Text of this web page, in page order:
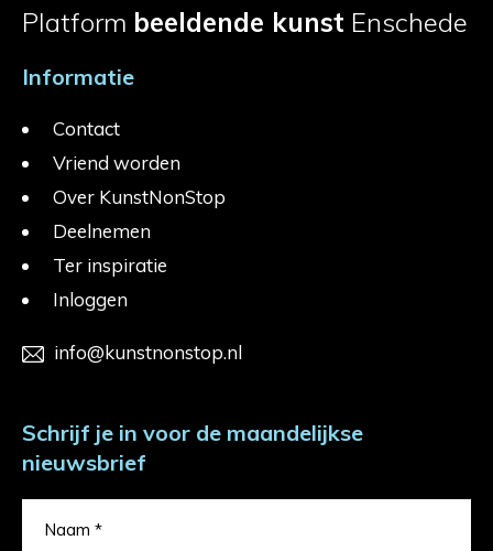
Platform beeldende kunst Enschede
Informatie
Contact
Vriend worden
Over KunstNonStop
Deelnemen
Ter inspiratie
Inloggen
info@kunstnonstop.nl
Schrijf je in voor de maandelijkse
nieuwsbrief